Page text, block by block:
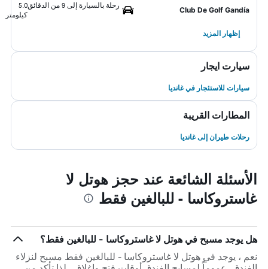
Club De Golf Gandía
رحلة بالسيارة إلى 9 من الدقائق
5.0
كيلومتر
إظهار المزيد
سيارت ايجار
سيارات للاستئجار في غانديا
المطارات القريبة
رحلات طيران إلى غانديا
الأسئلة الشائعة عند حجز هوتل لا
غاستروكاسا - للبالغين فقط
هل يوجد مسبح في هوتل لا غاستروكاسا - للبالغين فقط؟
نعم ، يوجد في هوتل لا غاستروكاسا - للبالغين فقط مسبح لنزلاء